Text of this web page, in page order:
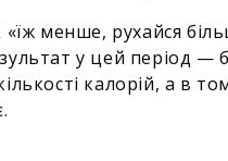
«їж менше, рухайся
у цей період —
калорій, а в